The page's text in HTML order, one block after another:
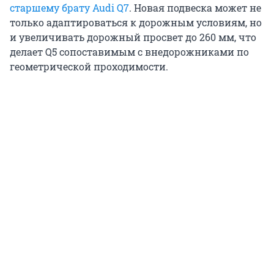
старшему братуAudi Q7. Новая подвеска может не
только адаптироваться к дорожным условиям, но
и увеличивать дорожный просвет до 260 мм, что
делает Q5 сопоставимым с внедорожниками по
геометрической проходимости.